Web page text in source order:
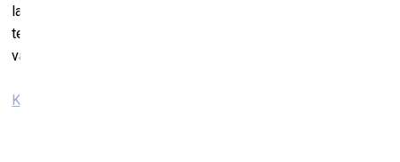
labestību! Jā, iespējams, mēs gribam arī grēku!” tā par
telpas ieceri teic koncertzāles “Latvija” mākslinieciskais
vadītājs Miks Magone.
Koncertzāle “Latvija”